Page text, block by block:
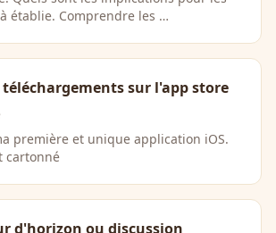
établie. Comprendre les …
sur l'app store
première et unique application iOS.
cartonné
d'horizon ou discussion